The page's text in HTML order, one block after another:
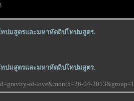
ปมสูตรและมหาหัตถิปโทปมสูตร.
ปมสูตรและมหาหัตถิปโทปมสูตร.
of-love&month=26-04-